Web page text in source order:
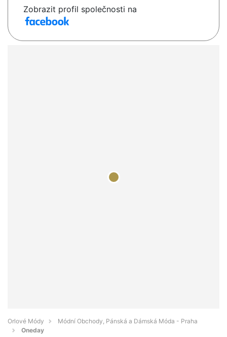
Zobrazit profil společnosti na
Orlové Módy
Módní Obchody, Pánská a Dámská Móda - Praha
Oneday